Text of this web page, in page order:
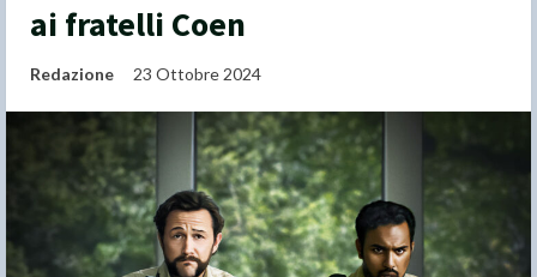
ai fratelli Coen
Redazione 23 Ottobre 2024